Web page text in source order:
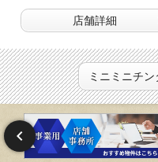
店舗詳細
ミニミニチ